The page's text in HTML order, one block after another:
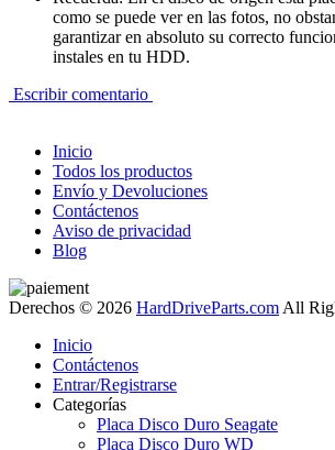
como se puede ver en las fotos, no
garantizar en absoluto su correcto
instales en tu HDD.
Escribir comentario
Inicio
Todos los productos
Envío y Devoluciones
Contáctenos
Aviso de privacidad
Blog
Derechos © 2026 HardDriveParts.com All
Inicio
Contáctenos
Entrar/Registrarse
Categorías
Placa Disco Duro Seagate
Placa Disco Duro WD